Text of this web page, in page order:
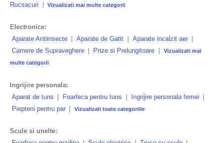
Rucsacuri
Vizualizati mai multe categorii
Electronice:
Aparate Antiinsecte
Aparate de Gatit Aparate incalzit aer
Camere de Supraveghere
Prize si Prelungitoare
Vizualizati mai
multe categorii
Ingrijire personala:
Aparat de tuns | Foarfeca pentru tuns | Ingrijire personala femei |
Piepteni pentru par | Vizualizati toate categoriile
Scule si unelte: